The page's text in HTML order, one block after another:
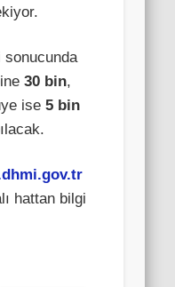
sonucunda
30 bin,
ise5 bin
hattan bilgi